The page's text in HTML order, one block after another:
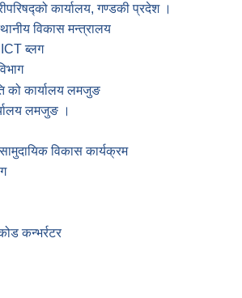
कार्यालय, गण्डकी प्रदेश ।
विकास मन्त्रालय
ICT ब्लग
को कार्यालय लमजुङ
लमजुङ ।
विकास कार्यक्रम
कन्भर्रटर